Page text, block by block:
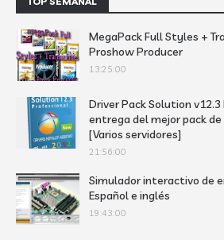
MegaPack Full Styles +
Proshow Producer
13:25:00
Driver Pack Solution
entrega del mejor pack
[Varios servidores]
21:56:00
Simulador interactivo de
Español e inglés
19:43:00